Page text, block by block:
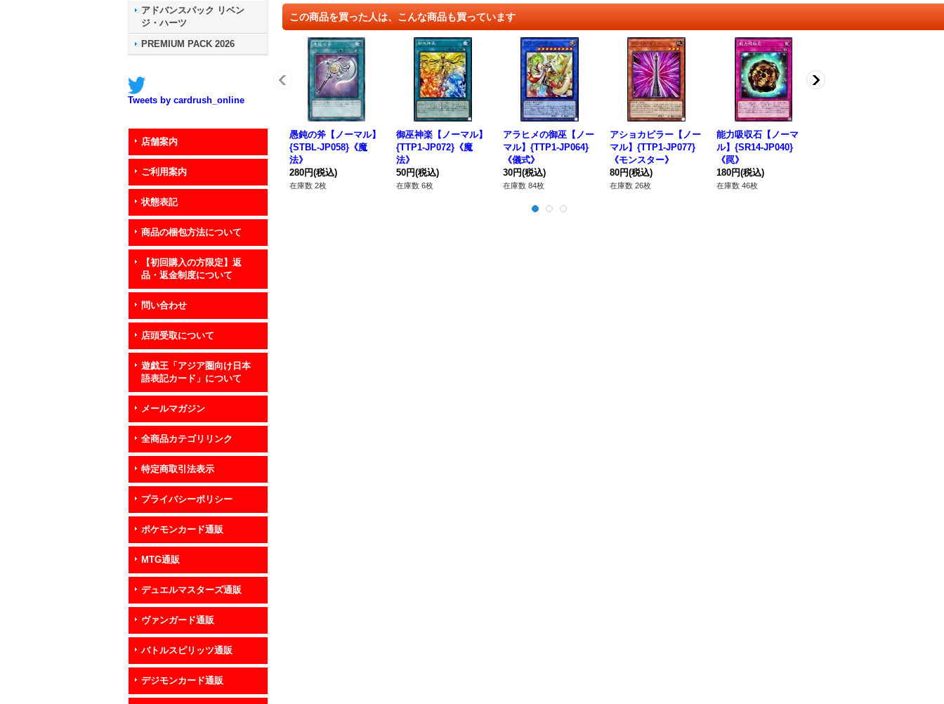
アドバンスパック リベン
ジ・ハーツ
PREMIUM PACK 2026
Tweets by cardrush_online
店舗案内
ご利用案内
状態表記
商品の梱包方法について
【初回購入の方限定】返
品・返金制度について
問い合わせ
店頭受取について
遊戯王「アジア圏向け日本
語表記カード」について
メールマガジン
全商品カテゴリリンク
特定商取引法表示
プライバシーポリシー
ポケモンカード通販
MTG通販
デュエルマスターズ通販
ヴァンガード通販
バトルスピリッツ通販
デジモンカード通販
この商品を買った人は、こんな商品も買っています
愚鈍の斧【ノーマル】
{STBL-JP058}《魔
法》
280円(税込)
在庫数 2枚
御巫神楽【ノーマル】
{TTP1-JP072}《魔
法》
50円(税込)
在庫数 6枚
アラヒメの御巫【ノー
マル】{TTP1-JP064}
《儀式》
30円(税込)
在庫数 84枚
アショカピラー【ノー
マル】{TTP1-JP077}
《モンスター》
80円(税込)
在庫数 26枚
能力吸収石【ノーマ
ル】{SR14-JP040}
《罠》
180円(税込)
在庫数 46枚